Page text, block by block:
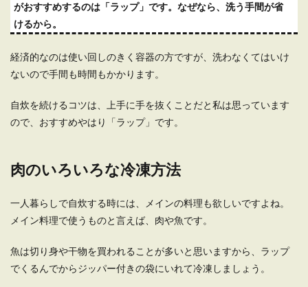
がおすすめするのは「ラップ」です。なぜなら、洗う手間が省
けるから。
経済的なのは使い回しのきく容器の方ですが、洗わなくてはいけ
ないので手間も時間もかかります。
自炊を続けるコツは、上手に手を抜くことだと私は思っています
ので、おすすめやはり「ラップ」です。
肉のいろいろな冷凍方法
一人暮らしで自炊する時には、メインの料理も欲しいですよね。
メイン料理で使うものと言えば、肉や魚です。
魚は切り身や干物を買われることが多いと思いますから、ラップ
でくるんでからジッパー付きの袋にいれて冷凍しましょう。